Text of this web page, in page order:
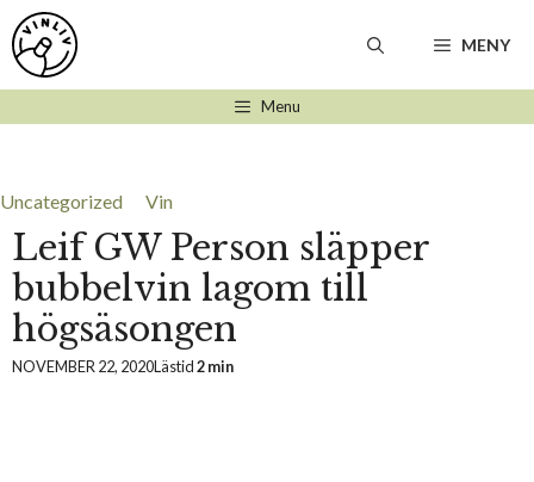
Hoppa
till
innehåll
MENY
Menu
Uncategorized Vin
Leif GW Person släpper
bubbelvin lagom till
högsäsongen
NOVEMBER 22, 2020Lästid2 min